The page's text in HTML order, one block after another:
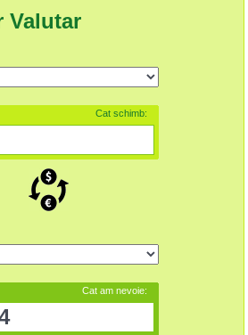
Valutar
Cat schimb:
Cat am nevoie: